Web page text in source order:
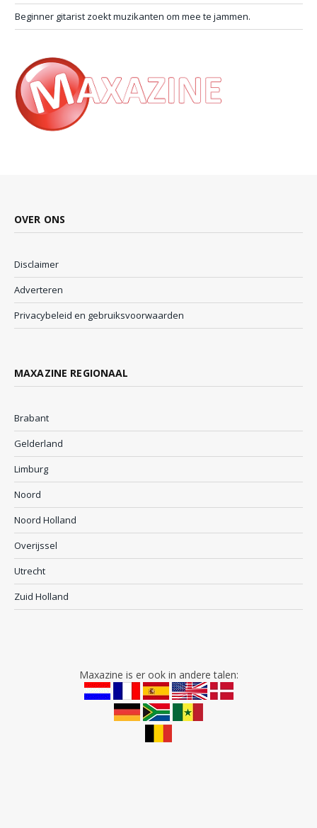
Beginner gitarist zoekt muzikanten om mee te jammen.
OVER ONS
Disclaimer
Adverteren
Privacybeleid en gebruiksvoorwaarden
MAXAZINE REGIONAAL
Brabant
Gelderland
Limburg
Noord
Noord Holland
Overijssel
Utrecht
Zuid Holland
Maxazine is er ook in andere talen: